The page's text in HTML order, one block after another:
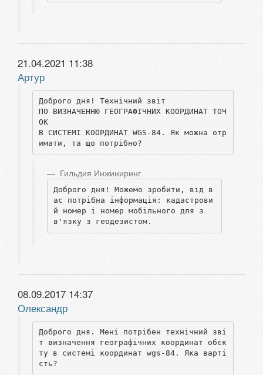
21.04.2021 11:38
Артур
Доброго дня! Технічний звіт
ПО ВИЗНАЧЕННЮ ГЕОГРАФІЧНИХ КООРДИНАТ ТОЧ
ОК
В СИСТЕМІ КООРДИНАТ WGS-84. Як можна отр
имати, та що потрібно?
Гильдия Инжиниринг
Доброго дня! Можемо зробити, від в
ас потрібна інформація: кадастрови
й номер і номер мобільного для з
в'язку з геодезистом.
08.09.2017 14:37
Олександр
Доброго дня. Мені потрібен технічний зві
т визначення географічних координат обєк
ту в системі координат wgs-84. Яка варті
сть?